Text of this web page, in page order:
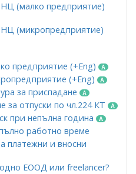
(малко предприятие)
(микропредприятие)
предприятие (+Eng)
(+Eng)
за приспадане
за отпуски по чл.224 КТ
при непълна година
работно време
платежни и вносни
ЕООД или freelancer?